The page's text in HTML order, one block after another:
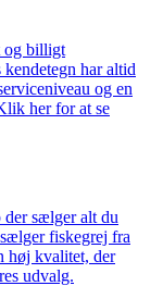
og billigt
har altid
og en
her for at se
der sælger alt du
fiskegrej fra
høj kvalitet, der
udvalg.